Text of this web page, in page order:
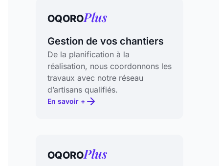
OQOROPlus
Gestion de vos chantiers
De la planification à la
réalisation, nous coordonnons les
travaux avec notre réseau
d’artisans qualifiés.
En savoir +
OQOROPlus